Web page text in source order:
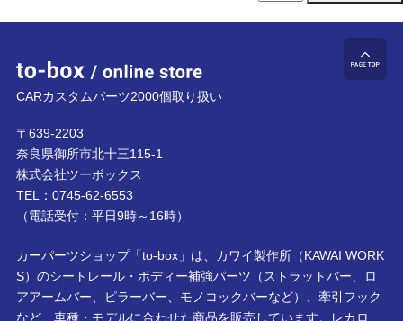
to-box online store
CARカスタムパーツ2000個取り扱い
〒639-2203
奈良県御所市北十三115-1
株式会社ツーボックス
TEL： 0745-62-6553
（電話受付：平日9時～16時）
カーパーツショップ「to-box」は、カワイ製作所（KAWAI WORK
S）のシートレール・ボディー補強パーツ（ストラットバー、ロ
アアームバー、ピラーバー、モノコックバーなど）、牽引フック
など、車種・モデルに合わせた商品を販売しています。レカロ